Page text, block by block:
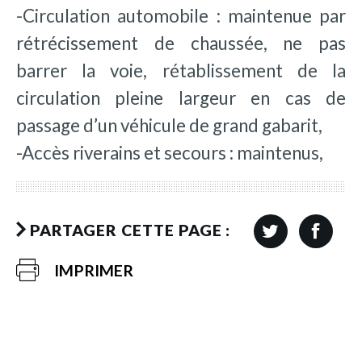
-Circulation automobile : maintenue par
rétrécissement de chaussée, ne pas
barrer la voie, rétablissement de la
circulation pleine largeur en cas de
passage d’un véhicule de grand gabarit,
-Accès riverains et secours : maintenus,
PARTAGER CETTE PAGE :
IMPRIMER